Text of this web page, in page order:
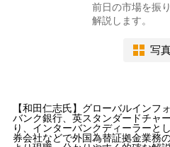
前日の市場を振
解説します。
写
【和田仁志氏】グローバルインフ
バンク銀行、英スタンダードチャ
り、インターバンクディーラーと
券会社などで外国為替証拠金業務